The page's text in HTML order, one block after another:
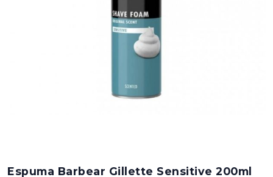
Espuma Barbear Gillette Sensitive 200ml